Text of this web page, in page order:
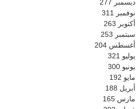
ديسمبر 277
نوفمبر 311
أكتوبر 263
سبتمبر 253
أغسطس 204
يوليو 321
يونيو 300
مايو 192
أبريل 188
مارس 165